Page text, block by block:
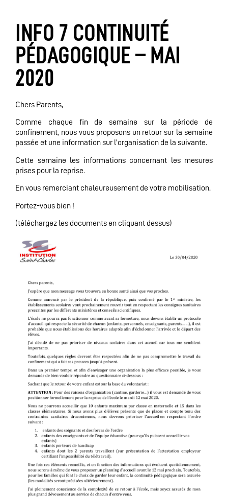
INFO 7 CONTINUITÉ
PÉDAGOGIQUE – MAI
2020
Chers Parents,
Comme chaque fin de semaine sur la période de
confinement, nous vous proposons un retour sur la semaine
passée et une information sur l’organisation de la suivante.
Cette semaine les informations concernant les mesures
prises pour la reprise.
En vous remerciant chaleureusement de votre mobilisation.
Portez-vous bien !
(téléchargez les documents en cliquant dessus)